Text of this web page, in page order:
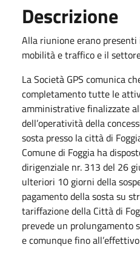
Descrizione
Alla riunione erano
mobilità e traffico e il
La Società GPS comunica
completamento tutte le
amministrative finalizzate
dell’operatività della
sosta presso la città di
Comune di Foggia ha
dirigenziale nr. 313 del 26
ulteriori 10 giorni della
pagamento della sosta su
tariffazione della Città di
prevede un
e comunque fino